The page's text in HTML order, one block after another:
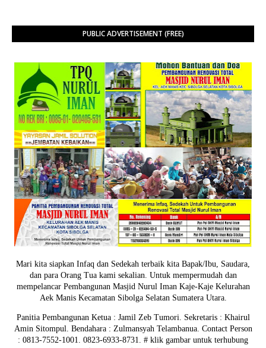
PUBLIC ADVERTISEMENT (FREE)
Mari kita siapkan Infaq dan Sedekah terbaik kita Bapak/Ibu, Saudara,
dan para Orang Tua kami sekalian. Untuk mempermudah dan
mempelancar Pembangunan Masjid Nurul Iman Kaje-Kaje Kelurahan
Aek Manis Kecamatan Sibolga Selatan Sumatera Utara.
Panitia Pembangunan Ketua : Jamil Zeb Tumori. Sekretaris : Khairul
Amin Sitompul. Bendahara : Zulmansyah Telambanua. Contact Person
: 0813-7552-1001. 0823-6933-8731. # klik gambar untuk terhubung